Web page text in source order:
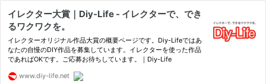
イレクター大賞｜Diy-Life - イレクターで、でき
るワクワクを。
イレクターオリジナル作品大賞の概要ページです。Diy-Lifeではあ
なたの自慢のDIY作品を募集しています。イレクターを使った作品
であればOKです。ご応募お待ちしています。｜Diy-Life
www.diy-life.net